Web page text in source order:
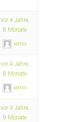
vor 4 Jahre,
8 Monate
iatros
vor 4 Jahre,
8 Monate
iatros
vor 4 Jahre,
9 Monate